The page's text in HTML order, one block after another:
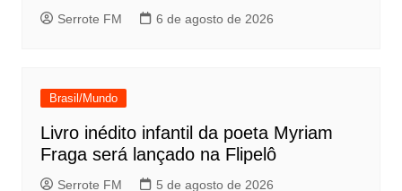
Serrote FM 6 de agosto de 2026
Brasil/Mundo
Livro inédito infantil da poeta Myriam
Fraga será lançado na Flipelô
Serrote FM 5 de agosto de 2026